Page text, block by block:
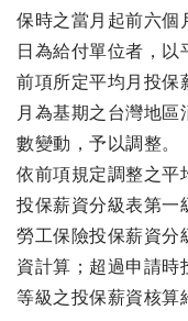
保時之當月起前六個
日為給付單位者，以
前項所定平均月投保
月為基期之台灣地區
數變動，予以調整。
依前項規定調整之平
投保薪資分級表第一
勞工保險投保薪資分
資計算；超過申請時
等級之投保薪資核算